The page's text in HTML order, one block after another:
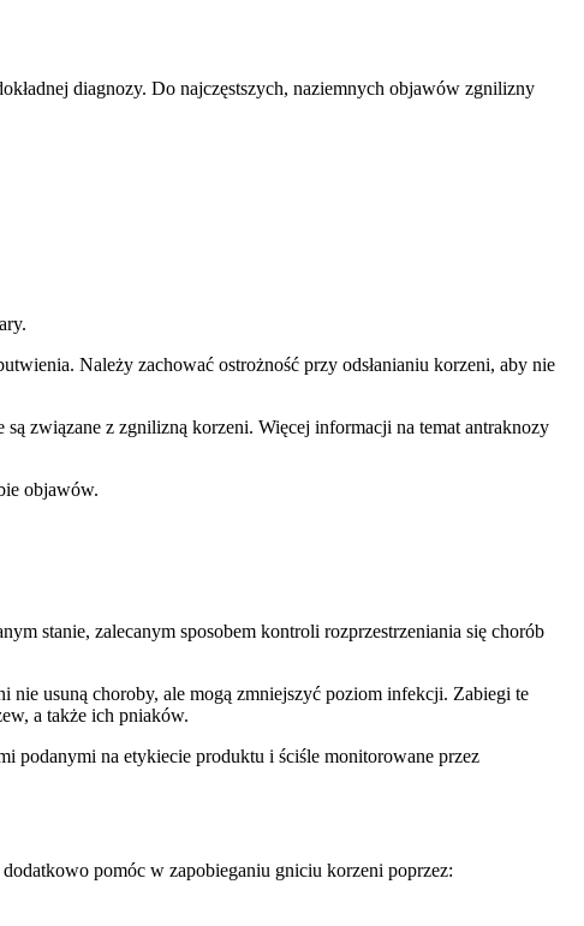
diagnozy. Do najczęstszych, naziemnych objawów zgnilizny
Należy zachować ostrożność przy odsłanianiu korzeni, aby nie
związane z zgnilizną korzeni. Więcej informacji na temat antraknozy
objawów.
stanie, zalecanym sposobem kontroli rozprzestrzeniania się chorób
usuną choroby, ale mogą zmniejszyć poziom infekcji. Zabiegi te
a także ich pniaków.
podanymi na etykiecie produktu i ściśle monitorowane przez
pomóc w zapobieganiu gniciu korzeni poprzez: